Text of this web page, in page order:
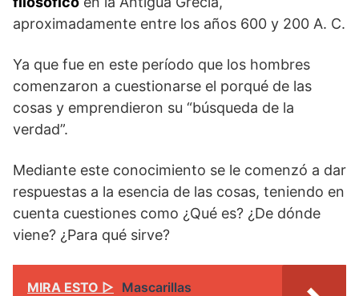
aproximadamente entre los años 600 y 200 A. C.
Ya que fue en este período que los hombres
comenzaron a cuestionarse el porqué de las
cosas y emprendieron su “búsqueda de la
verdad”.
Mediante este conocimiento se le comenzó a dar
respuestas a la esencia de las cosas, teniendo en
cuenta cuestiones como ¿Qué es? ¿De dónde
viene? ¿Para qué sirve?
MIRA ESTO ▷ Mascarillas